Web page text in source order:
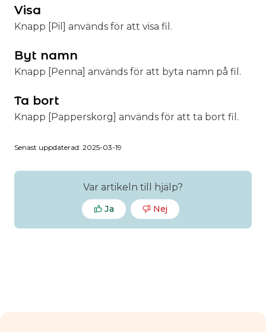
Visa
Knapp [Pil] används för att visa fil.
Byt namn
Knapp [Penna] används för att byta namn på fil.
Ta bort
Knapp [Papperskorg] används för att ta bort fil.
Senast uppdaterad: 2025-03-19
Var artikeln till hjälp?
Nej
Ja